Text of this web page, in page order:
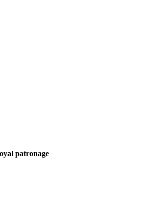
patronage